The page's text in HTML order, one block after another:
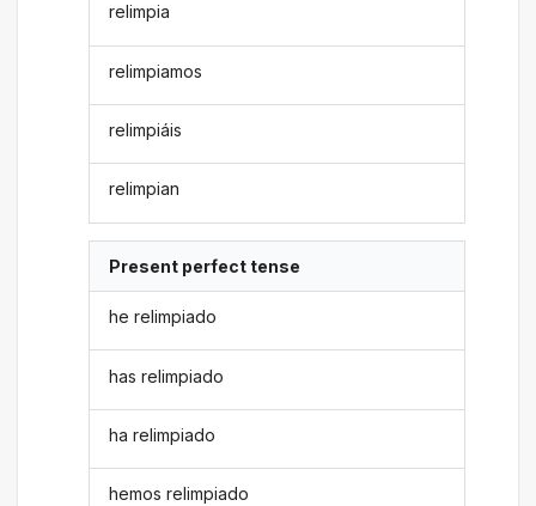
relimpia
relimpiamos
relimpiáis
relimpian
Present perfect tense
he relimpiado
has relimpiado
ha relimpiado
hemos relimpiado